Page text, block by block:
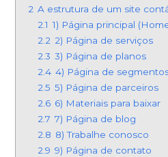
2 A estrutura de um site
2.1 1) Página principal
2.2 2) Página de serviços
2.3 3) Página de planos
2.4 4) Página de
2.5 5) Página de parceiros
2.6 6) Materiais para baixar
2.7 7) Página de blog
2.8 8) Trabalhe conosco
2.9 9) Página de contato